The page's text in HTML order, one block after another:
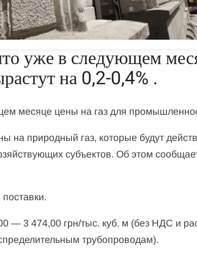
уже в следующем
на 0,2-0,4% .
месяце цены на газ для
природный газ, которые будут
субъектов. Об этом
— 3 474,00 грн/тыс. куб. м (без НДС и
трубопроводам).